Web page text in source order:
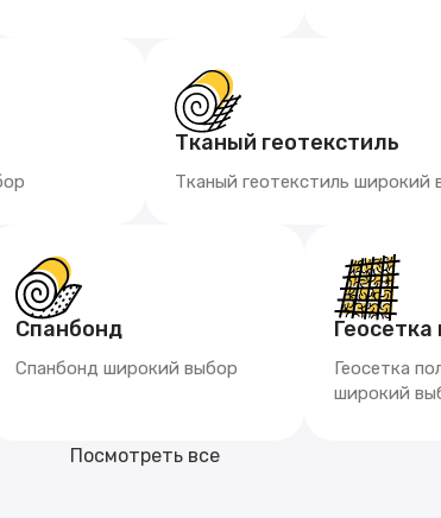
Тканый геотекстиль
Тканый геотекстиль широкий
Спанбонд
Спанбонд широкий выбор
Геосетка
широкий
Посмотреть все